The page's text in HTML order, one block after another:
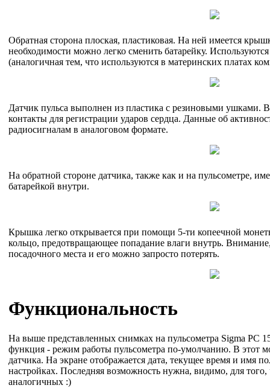
Обратная сторона плоская, пластиковая. На ней имеется
необходимости можно легко сменить батарейку.
(аналогичная тем, что используются в материнских платах
Датчик пульса выполнен из пластика с резиновыми ушками.
контакты для регистрации ударов сердца. Данные об
радиосигналам в аналоговом формате.
На обратной стороне датчика, также как и на пульсометре,
батарейкой внутри.
Крышка легко открывается при помощи 5-ти копеечной
кольцо, предотвращающее попадание влаги внутрь. Внимание,
посадочного места и его можно запросто потерять.
Функциональность
На выше представленных снимках на пульсометра Sigma PC
функция - режим работы пульсометра по-умолчанию. В этот
датчика. На экране отображается дата, текущее время и имя
настройках. Последняя возможность нужна, видимо, для
аналогичных :)